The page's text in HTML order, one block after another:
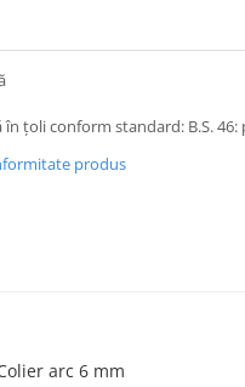
în țoli conform standard: B.S. 46:
produs
arc 6 mm